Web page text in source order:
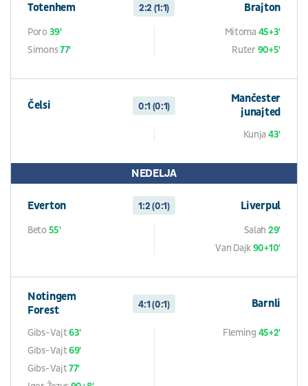
Totenhem 2:2 (1:1) Brajton
Poro39'
Simons77'
Mitoma 45+3'
Ruter 90+5'
Čelsi 0:1 (0:1)
Mančester
junajted
Kunja 43'
NEDELJA
Everton 1:2 (0:1) Liverpul
Beto55' Salah 29'
Van Dajk90+10'
Notingem
Forest
4:1 (0:1) Barnli
Gibs-Vajt63'
Gibs-Vajt69'
Gibs-Vajt77'
Fleming 45+2'